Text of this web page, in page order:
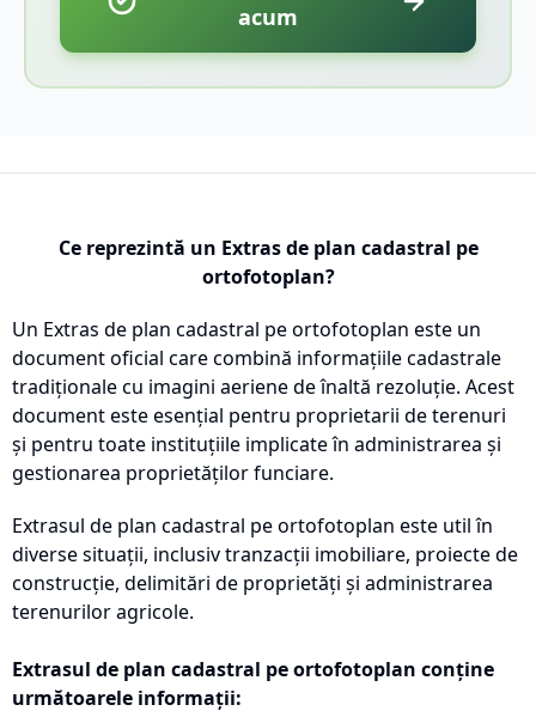
acum
Ce reprezintă un Extras de plan cadastral pe
ortofotoplan?
Un Extras de plan cadastral pe ortofotoplan este un
document oficial care combină informațiile cadastrale
tradiționale cu imagini aeriene de înaltă rezoluție. Acest
document este esențial pentru proprietarii de terenuri
și pentru toate instituțiile implicate în administrarea și
gestionarea proprietăților funciare.
Extrasul de plan cadastral pe ortofotoplan este util în
diverse situații, inclusiv tranzacții imobiliare, proiecte de
construcție, delimitări de proprietăți și administrarea
terenurilor agricole.
Extrasul de plan cadastral pe ortofotoplan conține
următoarele informații: